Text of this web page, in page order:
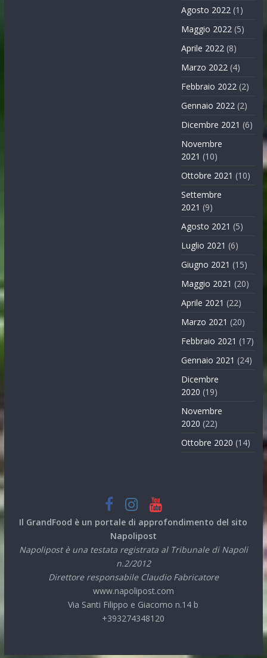
Agosto 2022 (1)
Maggio 2022 (5)
Aprile 2022 (8)
Marzo 2022 (4)
Febbraio 2022 (2)
Gennaio 2022 (2)
Dicembre 2021 (6)
Novembre
2021 (10)
Ottobre 2021 (10)
Settembre
2021 (9)
Agosto 2021 (5)
Luglio 2021 (6)
Giugno 2021 (15)
Maggio 2021 (20)
Aprile 2021 (22)
Marzo 2021 (20)
Febbraio 2021 (17)
Gennaio 2021 (24)
Dicembre
2020 (19)
Novembre
2020 (22)
Ottobre 2020 (14)
Il GrandFood è un portale di approfondimento del sito
Napolipost
Napolipost è una testata registrata al Tribunale di Napoli
n.2/2012
Direttore responsabile Claudio Fabricatore
www.napolipost.com
Via Santi Filippo e Giacomo n.14 b
+393274348120